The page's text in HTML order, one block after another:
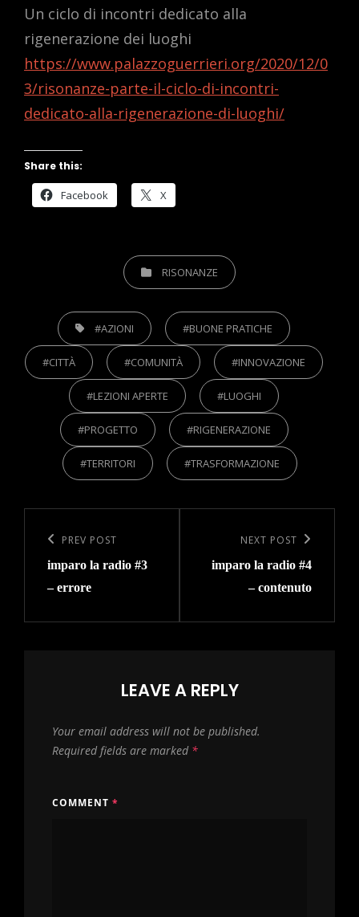
Un ciclo di incontri dedicato alla
rigenerazione dei luoghi
https://www.palazzoguerrieri.org/2020/12/0
3/risonanze-parte-il-ciclo-di-incontri-
dedicato-alla-rigenerazione-di-luoghi/
Share this:
Facebook X
CATEGORIESRISONANZE
TAGS, #AZIONI #BUONE PRATICHE
#CITTÀ #COMUNITÀ #INNOVAZIONE
#LEZIONI APERTE #LUOGHI
#PROGETTO #RIGENERAZIONE
#TERRITORI #TRASFORMAZIONE
navigation
Previous
Post
PREV POST
imparo la radio #3
– errore
Post
NEXT POST
imparo la radio #4
– contenuto
LEAVE A REPLY
Your email address will not be published.
Required fields are marked *
COMMENT *